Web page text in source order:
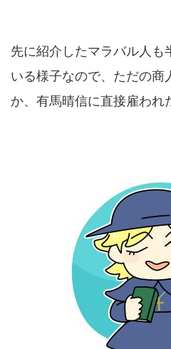
先に紹介したマラバル人も
いる様子なので、ただの商
か、有馬晴信に直接雇われ